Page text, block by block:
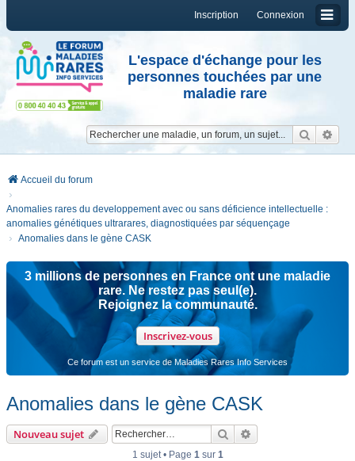
Connexion
Inscription
L'espace d'échange pour les
personnes touchées par une
maladie rare
Accueil du forum
Anomalies rares du developpement avec ou sans déficience intellectuelle :
anomalies génétiques ultrarares, diagnostiquées par séquençage
Anomalies dans le gène CASK
3 millions de personnes en France ont une maladie
rare. Ne restez pas seul(e).
Rejoignez la communauté.
Inscrivez-vous
Ce forum est un service de Maladies Rares Info Services
Anomalies dans le gène CASK
Nouveau sujet Rechercher
1 sujet • Page 1sur 1